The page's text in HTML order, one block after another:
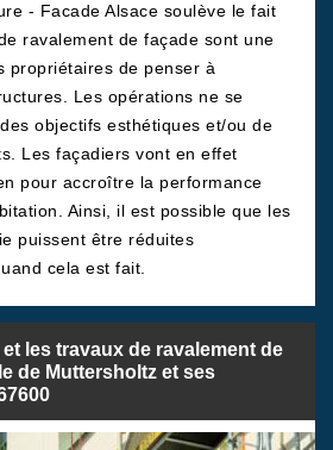
- Facade Alsace soulève le fait
ravalement de façade sont une
propriétaires de penser à
Les opérations ne se
objectifs esthétiques et/ou de
Les façadiers vont en effet
pour accroître la performance
Ainsi, il est possible que les
puissent être réduites
cela est fait.
les travaux de ravalement de
de Muttersholtz et ses